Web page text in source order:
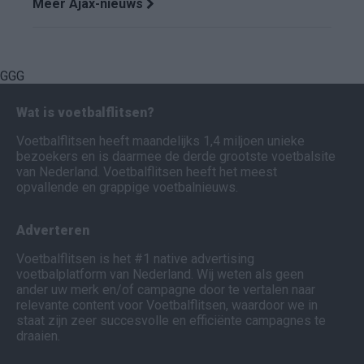
Meer Ajax-nieuws
GGG
Wat is voetbalflitsen?
Voetbalflitsen heeft maandelijks 1,4 miljoen unieke
bezoekers en is daarmee de derde grootste voetbalsite
van Nederland. Voetbalflitsen heeft het meest
opvallende en grappige voetbalnieuws.
Adverteren
Voetbalflitsen is het #1 native advertising
voetbalplatform van Nederland. Wij weten als geen
ander uw merk en/of campagne door te vertalen naar
relevante content voor Voetbalflitsen, waardoor we in
staat zijn zeer succesvolle en efficiënte campagnes te
draaien.